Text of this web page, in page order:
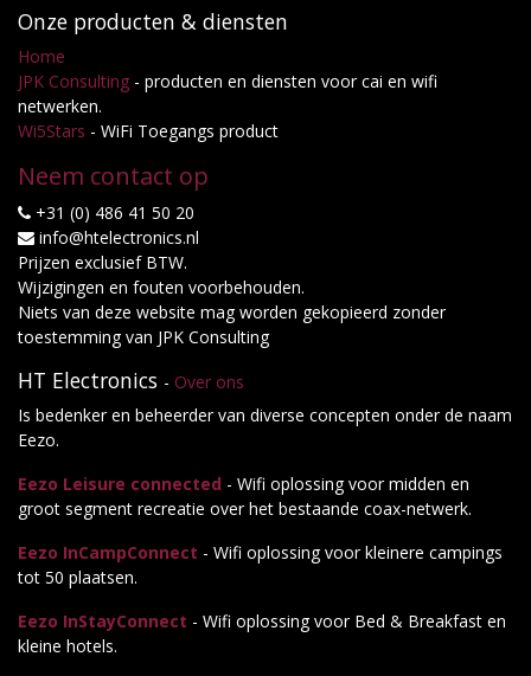
Onze producten & diensten
Home
JPK Consulting - producten en diensten voor cai en wifi
netwerken.
Wi5Stars - WiFi Toegangs product
Neem contact op
+31 (0) 486 41 50 20
info@htelectronics.nl
Prijzen exclusief BTW.
Wijzigingen en fouten voorbehouden.
Niets van deze website mag worden gekopieerd zonder
toestemming van JPK Consulting
HT Electronics - Over ons
Is bedenker en beheerder van diverse concepten onder de naam
Eezo.
Eezo Leisure connected - Wifi oplossing voor midden en
groot segment recreatie over het bestaande coax-netwerk.
Eezo InCampConnect - Wifi oplossing voor kleinere campings
tot 50 plaatsen.
Eezo InStayConnect - Wifi oplossing voor Bed & Breakfast en
kleine hotels.